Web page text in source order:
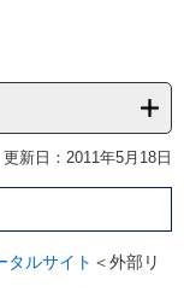
更新日：2011年5月18日
タルサイト ＜外部リ